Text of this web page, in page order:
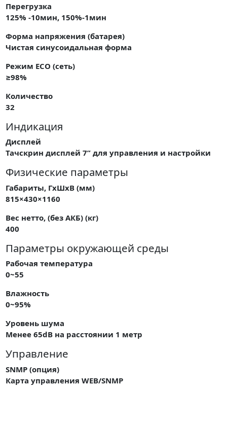
Перегрузка
125% -10мин, 150%-1мин
Форма напряжения (батарея)
Чистая синусоидальная форма
Режим ECO (сеть)
≥98%
Количество
32
Индикация
Дисплей
Тачскрин дисплей 7” для управления и настройки
Физические параметры
Габариты, ГxШxВ (мм)
815×430×1160
Вес нетто, (без АКБ) (кг)
400
Параметры окружающей среды
Рабочая температура
0~55
Влажность
0~95%
Уровень шума
Менее 65dB на расстоянии 1 метр
Управление
SNMP (опция)
Карта управления WEB/SNMP